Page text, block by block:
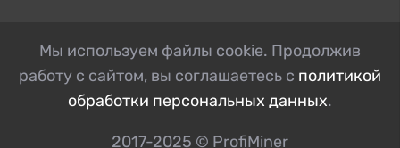
Мы используем файлы cookie. Продолжив
работу с сайтом, вы соглашаетесь с политикой
обработки персональных данных.
2017-2025 © ProfiMiner